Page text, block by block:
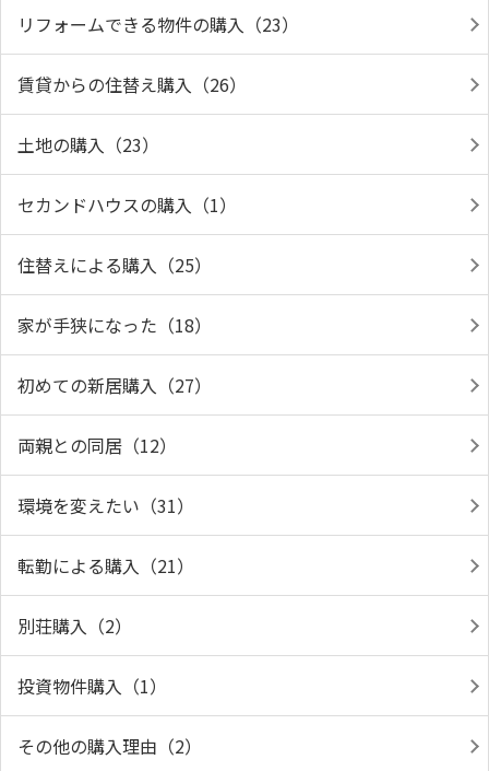
リフォームできる物件の購入（23）
賃貸からの住替え購入（26）
土地の購入（23）
セカンドハウスの購入（1）
住替えによる購入（25）
家が手狭になった（18）
初めての新居購入（27）
両親との同居（12）
環境を変えたい（31）
転勤による購入（21）
別荘購入（2）
投資物件購入（1）
その他の購入理由（2）